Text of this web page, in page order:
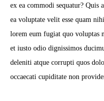
ex ea commodi sequatur? Quis
ea voluptate velit esse quam
lorem eum fugiat quo voluptas
et iusto odio dignissimos
deleniti atque corrupti quos
occaecati cupiditate non